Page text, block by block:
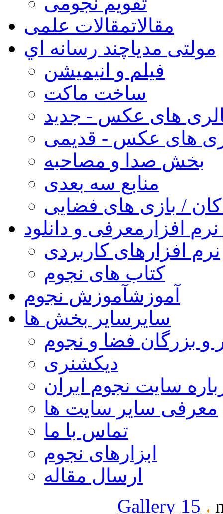
مقالاتمقالات علمی
مولتی مدیاچند رسانه اي
فیلم و انیمیشن
ساخت ماکت
های عکس - جدید
های عکس - قدیمی
بخش صدا و مصاحبه
منابع سه بعدی
/ بازی های فضایی
افزار معرفی و دانلود
نرم افزارهای کاربردی
کتاب های نجوم
آموزشآموزش نجوم
سایر سایر بخش ها
و بزرگان فضا و نجوم
دیکشنری
سایت نجوم ایران
معرفی سایر سایت ها
تماس با ما
ابزارهای نجوم
ارسال مقاله
Gallery 15